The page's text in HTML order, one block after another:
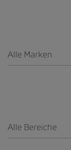
Alle Marken
Alle Bereiche